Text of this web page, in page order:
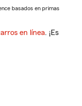
basados en primas
en línea. ¡Es